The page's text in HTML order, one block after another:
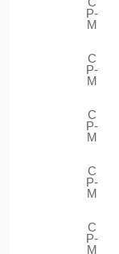
P-
M
C
P-
M
C
P-
M
C
P-
M
C
P-
M